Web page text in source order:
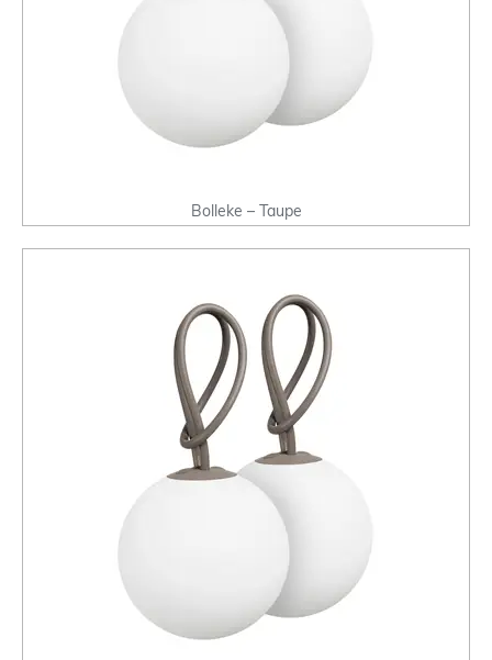
Bolleke – Taupe